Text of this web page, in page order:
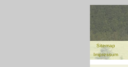
Sitemap
Impressum